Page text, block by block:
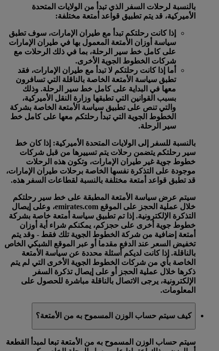
بالنسبة لرحلات السفر الذي تبدأ من الولايات المتحدة
الأميركية، قد يتم تطبيق قواعد أمتعة مختلفة:
إذا كانت رحلتكم تبدأ مع طيران الإمارات، سوف تطبق
سياسة أوزان الأمتعة المعمول بها في طيران الإمارات
على كامل خط سير الرحلة، بما في ذلك الرحلات مع
شركات الخطوط الجوية الأخرى.
أما إذا كانت رحلتكم لا تبدأ مع طيران الإمارات، فقد
تطبق سياسة الأمتعة الخاصة بالناقلة التي تسافرون
معها في البداية على كامل خط سير الرحلة. وذلك
بسبب القوانين التي تطبقها وزارة النقل الأميركية،
والتي تنص على تطبيق سياسة الأمتعة الخاصة بشركة
الخطوط الجوية التي تبدأ رحلتكم معها على كامل خط
سير الرحلة.
بالنسبة للسفر إلى الولايات المتحدة الأميركية: إذا كان خط
سير رحلتكم يتضمن رحلات يتم تسييرها من قبل شركات
خطوط جوية غير طيران الإمارات، وتكون هذه الرحلات
موجودة على التذكرة نفسها الخاصة برحلات طيران الإمارات،
قد تطبق قواعد أمتعة مختلفة بالنسبة لقطاعات السفر هذه.
سيتم عرض سياسة الأمتعة المطبقة على خط سير رحلتكم
خلال عملية الحجز على الموقع emirates.com، وعلى إيصال
التذكرة الإلكترونية. إذا تم تطبيق سياسة أمتعة خاصة بشركة
خطوط جوية أخرى على حجزكم، يمكنكم شراء أية أوزان
أمتعة إضافية من شركة الخطوط الجوية تلك فقط - وقد يتم
تخفيض السعر عند الدفع مقدما أو عبر الموقع الشبكي الخاص
بالناقلة. إذا كانت لديكم أسئلة محددة عن سياسة الأمتعة
الخاصة بأي من شركات الخطوط الجوية الأخرى التي لم يتم
ذكرها خلال عملية الحجز أو على إيصال تذكرة السفر
الإلكترونية، يرجى الاتصال بالناقلة مباشرة للحصول على
المعلومات.
كيف سيتم حساب الوزن المسموح به من الأمتعة؟
سيتم حساب الوزن المسموح به من الأمتعة تبعا لمبدأ
القطعة